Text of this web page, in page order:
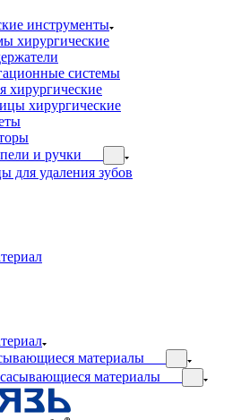
инструменты
хирургические
системы
хирургические
хирургические
и ручки
для удаления зубов
материалы
материалы